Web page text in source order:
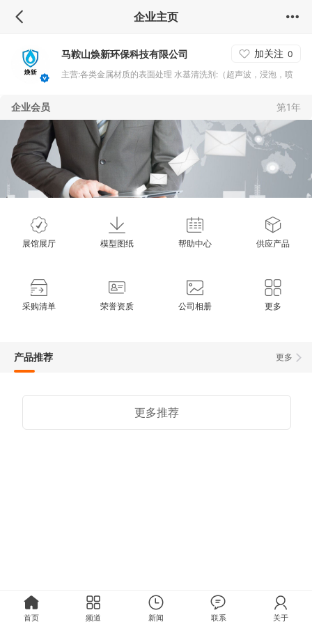
企业主页
马鞍山焕新环保科技有限公司 加关注 0
主营:各类金属材质的表面处理 水基清洗剂:（超声波，浸泡，喷
泡，喷淋） 功能性碳氢添加剂（切水，达因，除灰，切削液，微
乳，除蜡，除松香，除油，除锈，防锈 ） 以及替代油品的水性全
合成切削液和冲压拉伸液
企业会员 第1年
展馆展厅 模型图纸 帮助中心 供应产品
采购清单 荣誉资质 公司相册 更多
更多
产品推荐
更多推荐
首页 频道 新闻 联系 关于